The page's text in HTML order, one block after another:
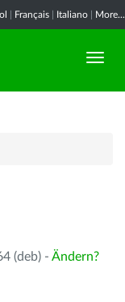
Français Italiano More...
(deb) - Ändern?